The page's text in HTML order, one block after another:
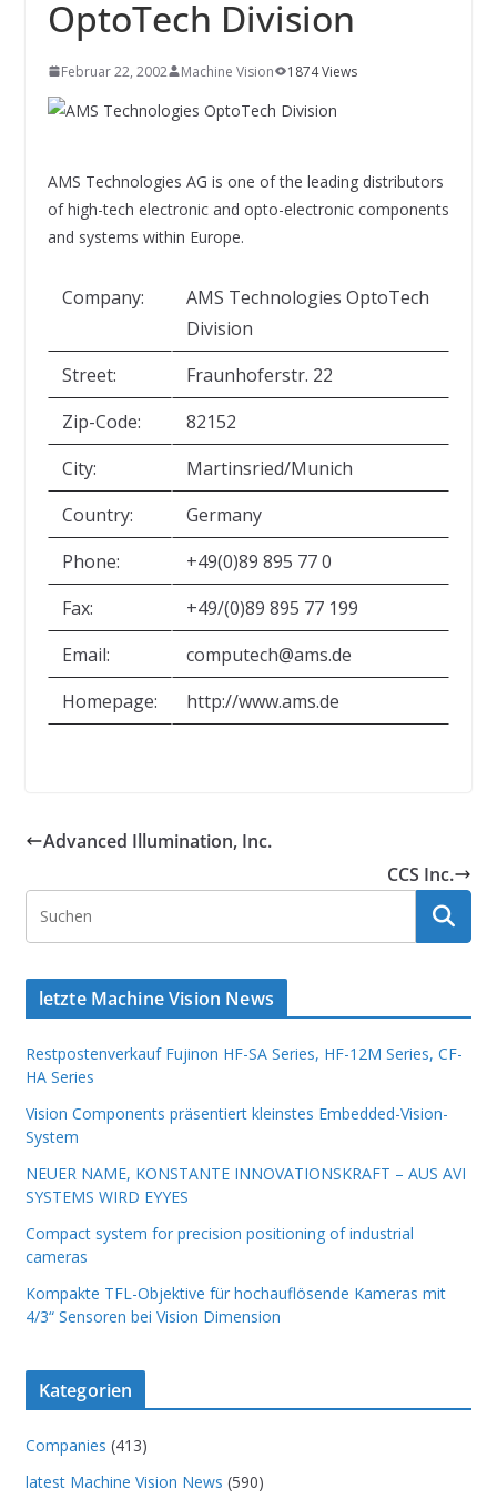
SYSTEMS WIRD EYYES
positioning of industrial cameras
OptoTech Division
Februar 22, 2002 Machine Vision 1874 Views
AMS Technologies AG is one of the leading distributors
of high-tech electronic and opto-electronic components
and systems within Europe.
Company:
AMS Technologies OptoTech
Division
Street:
Fraunhoferstr. 22
Zip-Code:
82152
City:
Martinsried/Munich
Country:
Germany
Phone:
+49(0)89 895 77 0
Fax:
+49/(0)89 895 77 199
Email:
computech@ams.de
Homepage:
http://www.ams.de
Advanced Illumination, Inc.
CCS Inc.
letzte Machine Vision News
Restpostenverkauf Fujinon HF-SA Series, HF-12M Series, CF-
HA Series
Vision Components präsentiert kleinstes Embedded-Vision-
System
NEUER NAME, KONSTANTE INNOVATIONSKRAFT – AUS AVI
SYSTEMS WIRD EYYES
Compact system for precision positioning of industrial
cameras
Kompakte TFL-Objektive für hochauflösende Kameras mit
4/3“ Sensoren bei Vision Dimension
Kategorien
Companies (413)
latest Machine Vision News (590)